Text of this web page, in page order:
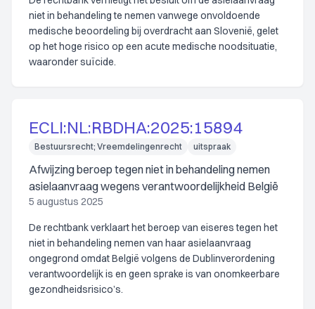
niet in behandeling te nemen vanwege onvoldoende
medische beoordeling bij overdracht aan Slovenië, gelet
op het hoge risico op een acute medische noodsituatie,
waaronder suïcide.
ECLI:NL:RBDHA:2025:15894
Bestuursrecht; Vreemdelingenrecht uitspraak
Afwijzing beroep tegen niet in behandeling nemen
asielaanvraag wegens verantwoordelijkheid België
5 augustus 2025
De rechtbank verklaart het beroep van eiseres tegen het
niet in behandeling nemen van haar asielaanvraag
ongegrond omdat België volgens de Dublinverordening
verantwoordelijk is en geen sprake is van onomkeerbare
gezondheidsrisico’s.